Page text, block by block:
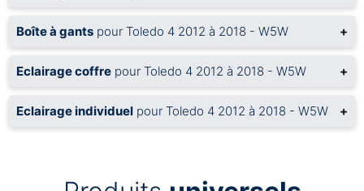
Boîte à gants pour Toledo 4 2012 à 2018 - W5W +
Eclairage coffre pour Toledo 4 2012 à 2018 - W5W +
Eclairage individuel pour Toledo 4 2012 à 2018 - W5W +